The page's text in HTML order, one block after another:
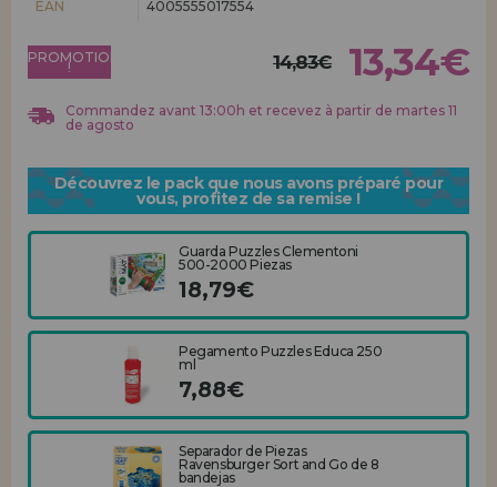
Allez-y! Nous vous attendions.
ENREGISTREMENT DISTRIBUTEUR
EAN
4005555017554
PROMOTION
! 14,83€ 13,34€
Commandez avant 13:00h et recevez à partir de martes 11
de agosto
Découvrez le pack que nous avons préparé pour
vous, profitez de sa remise !
Guarda Puzzles Clementoni
500-2000 Piezas
18,79€
Pegamento Puzzles Educa 250
ml
7,88€
Separador de Piezas
Ravensburger Sort and Go de 8
bandejas